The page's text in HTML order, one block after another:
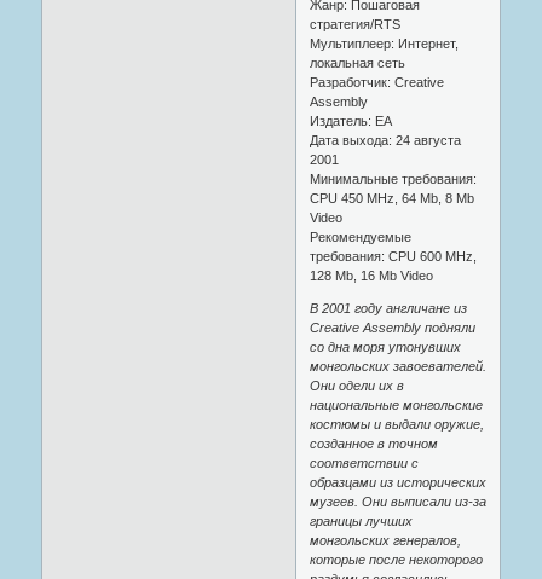
Жанр: Пошаговая
стратегия/RTS
Мультиплеер: Интернет,
локальная сеть
Разработчик: Creative
Assembly
Издатель: EA
Дата выхода: 24 августа
2001
Минимальные требования:
CPU 450 MHz, 64 Mb, 8 Mb
Video
Рекомендуемые
требования: CPU 600 MHz,
128 Mb, 16 Mb Video
В 2001 году англичане из
Creative Assembly подняли
со дна моря утонувших
монгольских завоевателей.
Они одели их в
национальные монгольские
костюмы и выдали оружие,
созданное в точном
соответствии с
образцами из исторических
музеев. Они выписали из-за
границы лучших
монгольских генералов,
которые после некоторого